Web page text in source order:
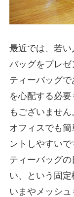
最近では、若
バッグをプレゼ
ティーバッグ
を心配する必
もございません
オフィスでも
ントしやすいで
ティーバッグ
い、という固定
いまやメッシ